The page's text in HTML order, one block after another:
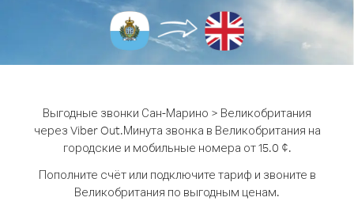
Выгодные звонки Сан-Марино > Великобритания
через Viber Out.Минута звонка в Великобритания на
городские и мобильные номера от 15.0 ¢.
Пополните счёт или подключите тариф и звоните в
Великобритания по выгодным ценам.